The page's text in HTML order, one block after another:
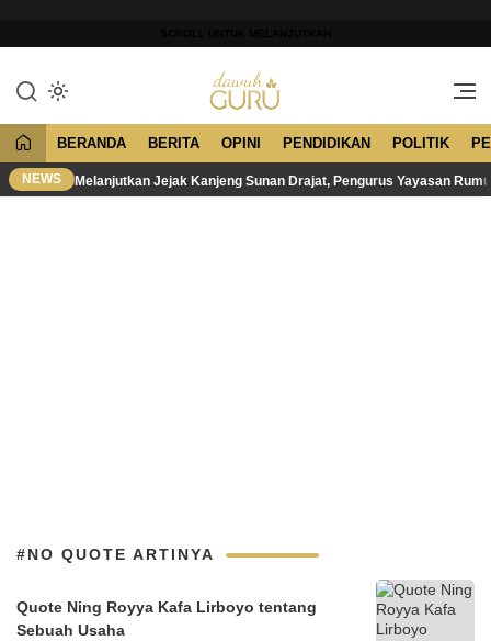
konten
Dawuh Guru
Merawat Tradisi, Membangun
BERANDA BERITA OPINI PENDIDIKAN POLITIK
NEWS Melanjutkan Jejak Kanjeng Sunan Drajat, Pengurus Yayasan
#NO QUOTE ARTINYA
Quote Ning Royya Kafa Lirboyo tentang
Sebuah Usaha